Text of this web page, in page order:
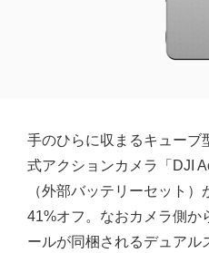
手のひらに収まるキューブ
式アクションカメラ「DJI
（外部バッテリーセット
41%オフ。なおカメラ側か
ールが同梱されるデュアル